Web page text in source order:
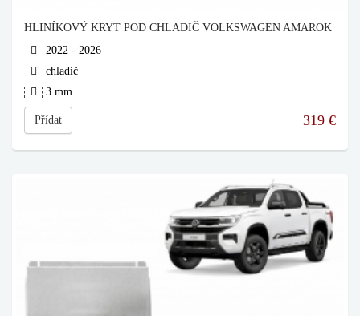
HLINÍKOVÝ KRYT POD CHLADIČ VOLKSWAGEN AMAROK
2022 - 2026
chladič
3 mm
Přídat 319 €